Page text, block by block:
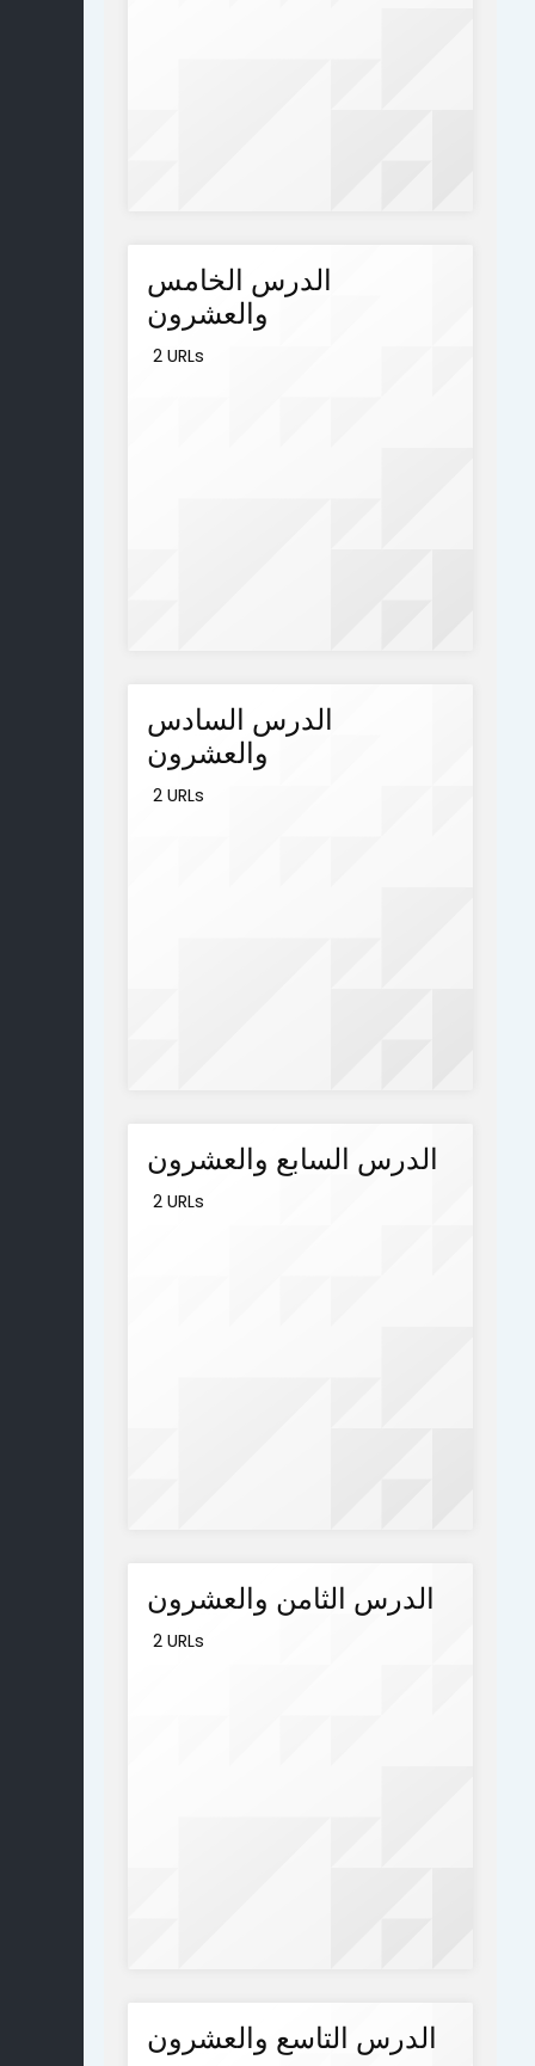
الدرس الخامس
والعشرون
2 URLs
الدرس السادس
والعشرون
2 URLs
الدرس السابع والعشرون
2 URLs
الدرس الثامن والعشرون
2 URLs
الدرس التاسع والعشرون